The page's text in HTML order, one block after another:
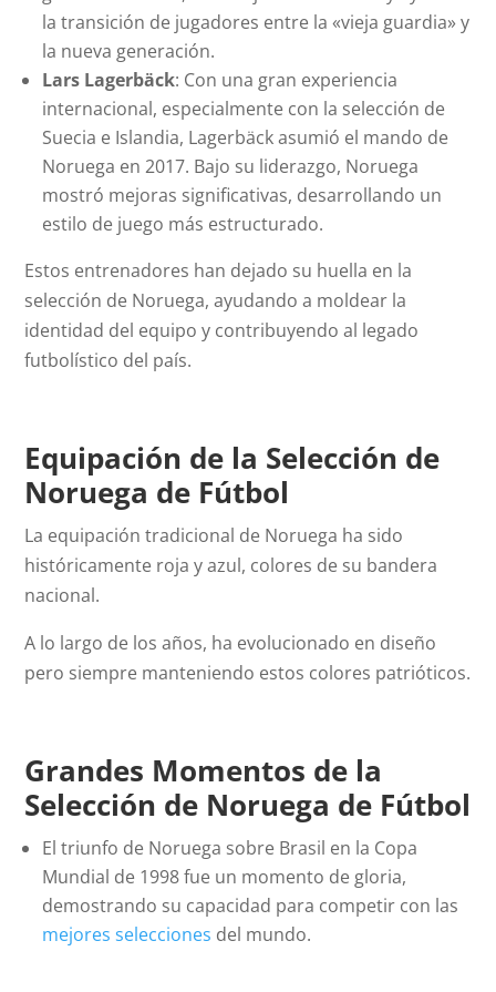
la transición de jugadores entre la «vieja guardia» y
la nueva generación.
Lars Lagerbäck: Con una gran experiencia
internacional, especialmente con la selección de
Suecia e Islandia, Lagerbäck asumió el mando de
Noruega en 2017. Bajo su liderazgo, Noruega
mostró mejoras significativas, desarrollando un
estilo de juego más estructurado.
Estos entrenadores han dejado su huella en la
selección de Noruega, ayudando a moldear la
identidad del equipo y contribuyendo al legado
futbolístico del país.
Equipación de la Selección de
Noruega de Fútbol
La equipación tradicional de Noruega ha sido
históricamente roja y azul, colores de su bandera
nacional.
A lo largo de los años, ha evolucionado en diseño
pero siempre manteniendo estos colores patrióticos.
Grandes Momentos de la
Selección de Noruega de Fútbol
El triunfo de Noruega sobre Brasil en la Copa
Mundial de 1998 fue un momento de gloria,
demostrando su capacidad para competir con las
mejores selecciones del mundo.